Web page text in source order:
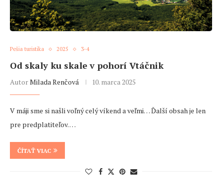
Pešia turistika 2025 3-4
Od skaly ku skale v pohorí Vtáčnik
AutorMilada Renčová 10. marca 2025
V máji sme si našli voľný celý víkend a veľmi… Ďalší obsah je len
pre predplatiteľov. …
ČÍTAŤ VIAC